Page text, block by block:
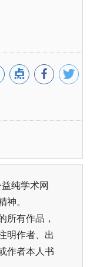
纯学术网
。
所有作品，
明作者、出
作者本人书